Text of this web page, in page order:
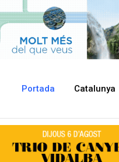
Portada Catalunya
amb els Cabrera”